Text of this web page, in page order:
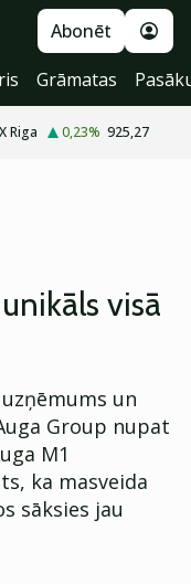
Abonēt
Grāmatas
Riga 0,23% 925,27
visā
un
Group nupat
M1
ka masveida
sāksies jau